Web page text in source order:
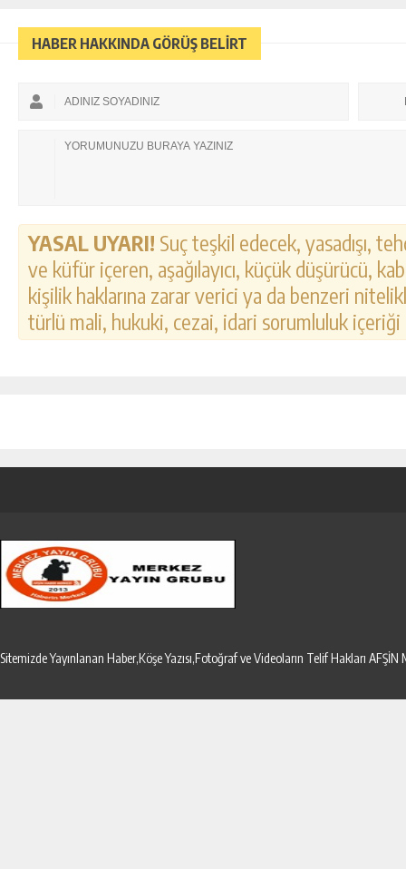
HABER HAKKINDA GÖRÜŞ BELİRT
YASAL UYARI! Suç teşkil edecek, yasadışı,
ve küfür içeren, aşağılayıcı, küçük düşürücü,
kişilik haklarına zarar verici ya da benzeri
türlü mali, hukuki, cezai, idari sorumluluk
Sitemizde Yayınlanan Haber,Köşe Yazısı,Fotoğraf ve Videoların Telif Hakları